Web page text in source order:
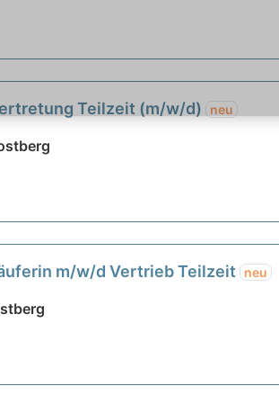
Teilzeit (m/w/d) neu
m/w/d Vertrieb Teilzeit neu